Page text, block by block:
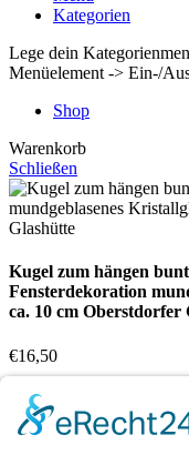
Kategorien
Lege dein
Menüelement -> Ein-/
Shop
Warenkorb
Schließen
Kugel zum hängen
Fensterdekoration
ca. 10 cm Oberstdorfer
€16,50
Nicht vorrätig
Vergleichen